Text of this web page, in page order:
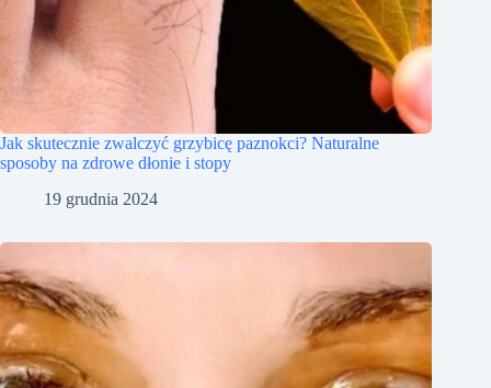
Jak skutecznie zwalczyć grzybicę paznokci? Naturalne
sposoby na zdrowe dłonie i stopy
19 grudnia 2024